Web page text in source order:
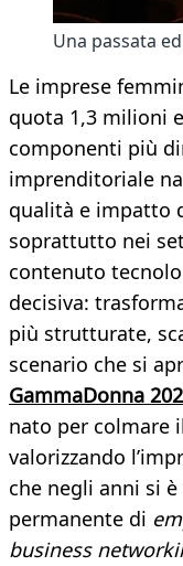
Una passata
Le imprese
quota 1,3 milioni
componenti più
imprenditoriale
qualità e impatto
soprattutto nei
contenuto
decisiva:
più strutturate,
scenario che si
GammaDonna
nato per colmare
valorizzando
che negli anni si
permanente di
business